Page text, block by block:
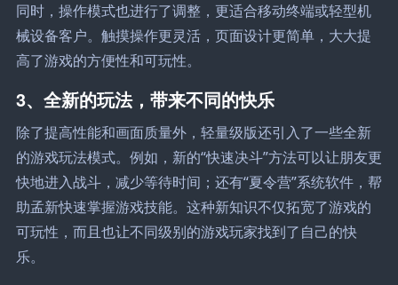
同时，操作模式也进行了调整，更适合移动终端或轻型机
械设备客户。触摸操作更灵活，页面设计更简单，大大提
高了游戏的方便性和可玩性。
3、全新的玩法，带来不同的快乐
除了提高性能和画面质量外，轻量级版还引入了一些全新
的游戏玩法模式。例如，新的“快速决斗”方法可以让朋友更
快地进入战斗，减少等待时间；还有“夏令营”系统软件，帮
助孟新快速掌握游戏技能。这种新知识不仅拓宽了游戏的
可玩性，而且也让不同级别的游戏玩家找到了自己的快
乐。